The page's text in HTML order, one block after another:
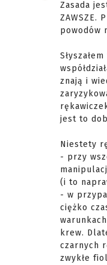
Zasada
ZAWSZE.
powodów
znają i
jest to
Niestety
- przy
(i to
- w
ciężko
krew.
czarnych
zwykłe